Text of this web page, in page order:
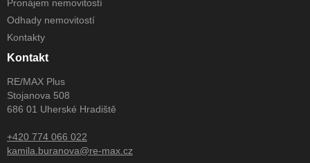
Pronájem nemovitostí
Odhady nemovitostí
Kontakty
Kontakt
RE/MAX Plus
Stojanova 508
686 01 Uherské Hradiště
+420 774 066 022
kamila.buranova@re-max.cz